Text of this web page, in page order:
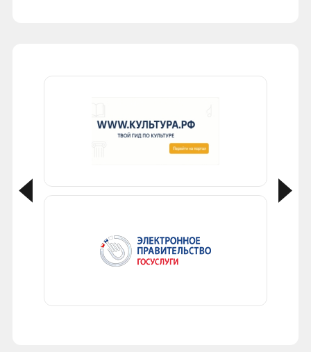
ДИКТАНТ